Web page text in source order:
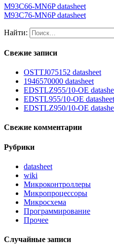
M93C66-MN6P datasheet
M93C76-MN6P datasheet
Найти:
Свежие записи
OSTTJ075152 datasheet
1946570000 datasheet
EDSTLZ955/10-OE
EDSTL955/10-OE datasheet
EDSTLZ950/10-OE
Свежие комментарии
Рубрики
datasheet
wiki
Микроконтроллеры
Микропроцессоры
Микросхема
Программирование
Прочее
Случайные записи